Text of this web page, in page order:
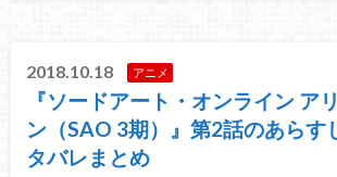
2018.10.18 アニメ
『ソードアート・オンライン ア
ン（SAO 3期）』第2話のあらす
タバレまとめ